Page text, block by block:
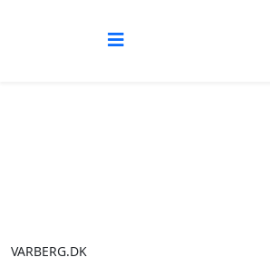
VARBERG.DK